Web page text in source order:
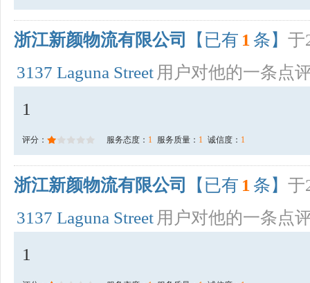
浙江新颜物流有限公司 【已有 1 条】 于
3137 Laguna Street 用户对他的一条点
1
评分： 服务态度： 1 服务质量： 1 诚信度： 1
浙江新颜物流有限公司 【已有 1 条】 于
3137 Laguna Street 用户对他的一条点
1